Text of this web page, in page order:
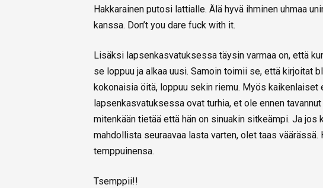
Hakkarainen putosi lattialle. Älä hyvä ihminen uhmaa
kanssa. Don’t you dare fuck with it.
Lisäksi lapsenkasvatuksessa täysin varmaa on, että
se loppuu ja alkaa uusi. Samoin toimii se, että kirjoitat
kokonaisia öitä, loppuu sekin riemu. Myös
lapsenkasvatuksessa ovat turhia, et ole ennen
mitenkään tietää että hän on sinuakin sitkeämpi. Ja
mahdollista seuraavaa lasta varten, olet taas
temppuinensa.
Tsemppii!!